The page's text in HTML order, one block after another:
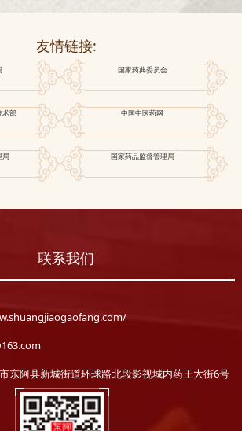
友情链接:
国家药典委员会
术部 中国中医药网
局 国家药品监督管理局
联系我们
东阿县新城街道环球路北段影视城内药王大街6号